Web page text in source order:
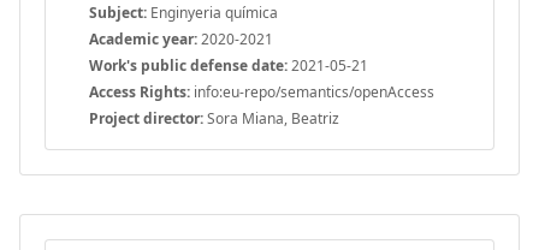
Subject: Enginyeria química
Academic year:2020-2021
Work's public defense date:2021-05-21
Access Rights: info:eu-repo/semantics/openAccess
Project director:Sora Miana, Beatriz